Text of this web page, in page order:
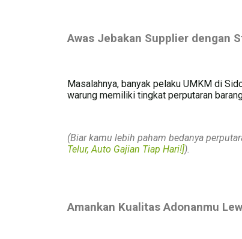
Awas Jebakan Supplier dengan
Masalahnya, banyak pelaku UMKM di
warung memiliki tingkat perputaran
(Biar kamu lebih paham bedanya
Telur, Auto Gajian Tiap Hari!]).
Amankan Kualitas Adonanmu